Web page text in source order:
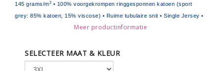
145 grams/m2 • 100% voorgekrompen ringgesponnen katoen (sport
grey: 85% katoen, 15% viscose) • Ruime tubulaire snit • Single Jersey •
Ronde hals afgewerkt met een 2-laags boord in 1x1 rib met elasthan •
Leverbaar in de maten S - M - L - XL - XXL en in een
aantal kleuren ook in de maat XXXL.
Meer productinformatie
SELECTEER MAAT & KLEUR